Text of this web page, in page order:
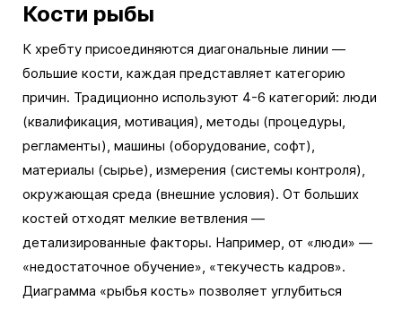
Кости рыбы
К хребту присоединяются диагональные линии —
большие кости, каждая представляет категорию
причин. Традиционно используют 4-6 категорий: люди
(квалификация, мотивация), методы (процедуры,
регламенты), машины (оборудование, софт),
материалы (сырье), измерения (системы контроля),
окружающая среда (внешние условия). От больших
костей отходят мелкие ветвления —
детализированные факторы. Например, от «люди» —
«недостаточное обучение», «текучесть кадров».
Диаграмма «рыбья кость» позволяет углубиться